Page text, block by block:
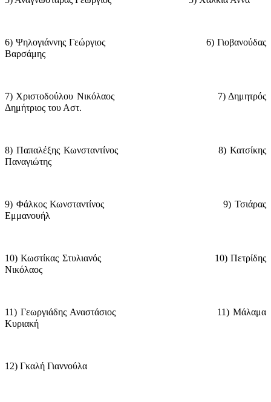
6) Ψηλογιάννης Γεώργιος
6) Γιοβανούδας
Βαρσάμης
7) Χριστοδούλου Νικόλαος
7) Δημητρός
Δημήτριος του Αστ.
8) Παπαλέξης Κωνσταντίνος
8) Κατσίκης
Παναγιώτης
9) Φάλκος Κωνσταντίνος
9) Τσιάρας
Εμμανουήλ
10) Κωστίκας Στυλιανός
10) Πετρίδης
Νικόλαος
11) Γεωργιάδης Αναστάσιος
11) Μάλαμα
Κυριακή
12) Γκαλή Γιαννούλα